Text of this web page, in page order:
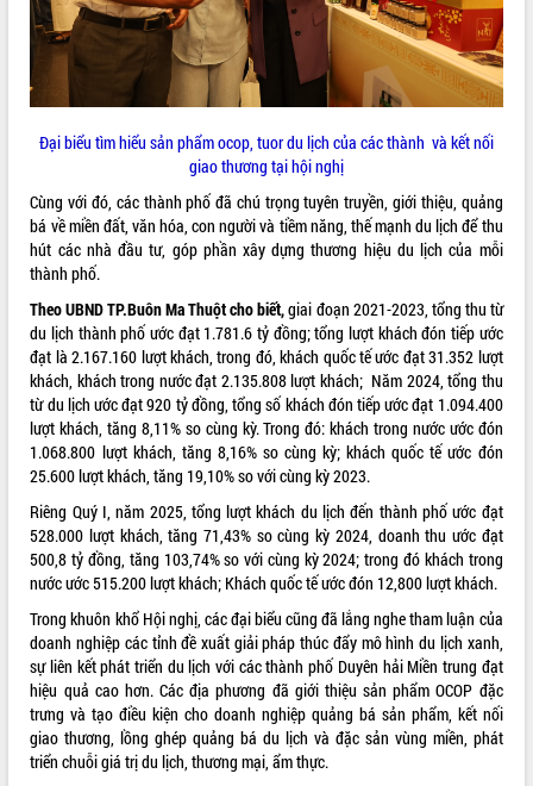
Hội nghị triển khai kết nối mạng
truyền số liệu chuyên dùng phục vụ cơ
quan Đảng, Nhà nước
Lễ phát động chuỗi hoạt động chung
tay làm sạch môi trường
Xã Ea Kar bước chuyển mình trong
công tác cải cách hành chính mô hình
mới
UBND tỉnh họp báo định kỳ tháng 4
năm 2026
Hội thảo khoa học “Giải pháp thúc đẩy
phát triển nền kinh tế xanh tại tỉnh
Đắk Lắk”
Tăng cường giám sát, đôn đốc thực
hiện nhiệm vụ quản lý tài sản công
hàng tuần
Tháo gỡ những vướng mắc, đẩy mạnh
công tác cải cách thủ tục hành chính
tại Trung tâm Phục vụ hành chính
công tỉnh
Đắk Lắk: Tôn vinh 46 giải pháp tại Hội
thi Sáng tạo Kỹ thuật 2024 - 2025
Đắk Lắk rà soát, điều chỉnh Đề án 190
về phát triển nuôi trồng thủy sản
Phó Chủ tịch UBND tỉnh Đắk Lắk
Trương Công Thái kiểm tra thực địa
Dự án cao tốc Khánh Hòa - Buôn Ma
Thuột
Định vị cà phê Việt Nam như một “di
sản sống” trong dòng chảy toàn cầu
Đại biểu tìm hiểu sản phẩm ocop, tuor du lịch của các thành và kết nối
giao thương tại hội nghị
Cùng với đó, các thành phố đã chú trọng tuyên truyền, giới thiệu, quảng
bá về miền đất, văn hóa, con người và tiềm năng, thế mạnh du lịch để thu
hút các nhà đầu tư, góp phần xây dựng thương hiệu du lịch của mỗi
thành phố.
Theo UBND TP.Buôn Ma Thuột cho biết,giai đoạn 2021-2023, tổng thu từ
du lịch thành phố ước đạt 1.781.6 tỷ đồng; tổng lượt khách đón tiếp ước
đạt là 2.167.160 lượt khách, trong đó, khách quốc tế ước đạt 31.352 lượt
khách, khách trong nước đạt 2.135.808 lượt khách; Năm 2024, tổng thu
từ du lịch ước đạt 920 tỷ đồng, tổng số khách đón tiếp ước đạt 1.094.400
lượt khách, tăng 8,11% so cùng kỳ. Trong đó: khách trong nước ước đón
1.068.800 lượt khách, tăng 8,16% so cùng kỳ; khách quốc tế ước đón
25.600 lượt khách, tăng 19,10% so với cùng kỳ 2023.
Riêng Quý I, năm 2025, tổng lượt khách du lịch đến thành phố ước đạt
528.000 lượt khách, tăng 71,43% so cùng kỳ 2024, doanh thu ước đạt
500,8 tỷ đồng, tăng 103,74% so với cùng kỳ 2024; trong đó khách trong
nước ước 515.200 lượt khách; Khách quốc tế ước đón 12,800 lượt khách.
Trong khuôn khổ Hội nghị, các đại biểu cũng đã lắng nghe tham luận của
doanh nghiệp các tỉnh đề xuất giải pháp thúc đẩy mô hình du lịch xanh,
sự liên kết phát triển du lịch với các thành phố Duyên hải Miền trung đạt
hiệu quả cao hơn. Các địa phương đã giới thiệu sản phẩm OCOP đặc
trưng và tạo điều kiện cho doanh nghiệp quảng bá sản phẩm, kết nối
giao thương, lồng ghép quảng bá du lịch và đặc sản vùng miền, phát
triển chuỗi giá trị du lịch, thương mại, ẩm thực.